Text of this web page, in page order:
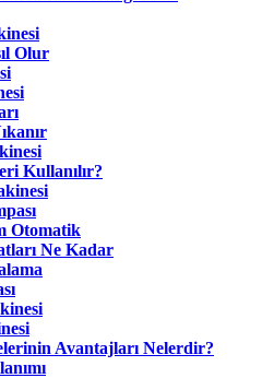
Olur
Kullanılır?
Otomatik
Ne Kadar
Avantajları Nelerdir?